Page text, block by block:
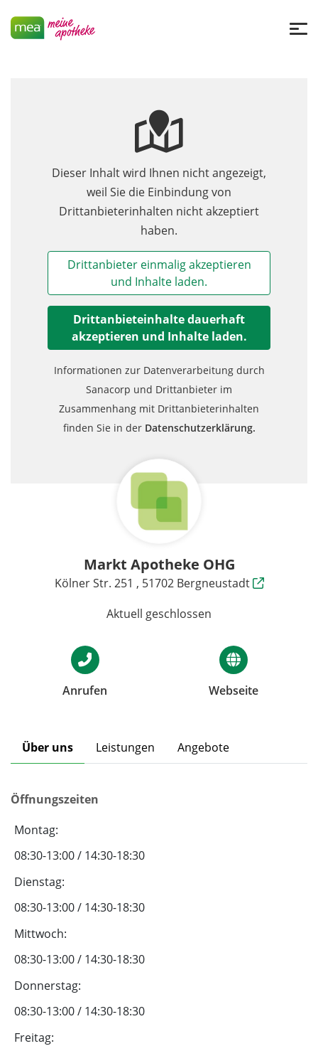
Dieser Inhalt wird Ihnen nicht angezeigt,
weil Sie die Einbindung von
Drittanbieterinhalten nicht akzeptiert
haben.
Drittanbieter einmalig akzeptieren
und Inhalte laden.
Drittanbieteinhalte dauerhaft
akzeptieren und Inhalte laden.
Informationen zur Datenverarbeitung durch
Sanacorp und Drittanbieter im
Zusammenhang mit Drittanbieterinhalten
finden Sie in der Datenschutzerklärung.
Markt Apotheke OHG
Kölner Str. 251 , 51702 Bergneustadt
Aktuell geschlossen
Anrufen Webseite
Über uns Leistungen Angebote
Öffnungszeiten
Montag:
08:30-13:00 / 14:30-18:30
Dienstag:
08:30-13:00 / 14:30-18:30
Mittwoch:
08:30-13:00 / 14:30-18:30
Donnerstag:
08:30-13:00 / 14:30-18:30
Freitag: